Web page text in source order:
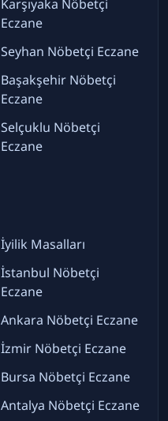
Karşıyaka Nöbetçi
Eczane
Seyhan Nöbetçi Eczane
Başakşehir Nöbetçi
Eczane
Selçuklu Nöbetçi
Eczane
İyilik Masalları
İstanbul Nöbetçi
Eczane
Ankara Nöbetçi Eczane
İzmir Nöbetçi Eczane
Bursa Nöbetçi Eczane
Antalya Nöbetçi Eczane